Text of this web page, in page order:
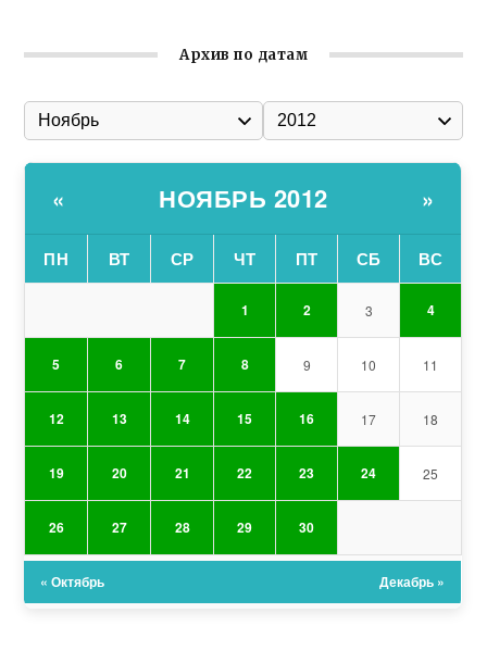
Архив по датам
« НОЯБРЬ 2012 »
ПН ВТ СР ЧТ ПТ СБ ВС
1 2 3 4
5 6 7 8 9 10 11
12 13 14 15 16 17 18
19 20 21 22 23 24 25
26 27 28 29 30
« Октябрь Декабрь »